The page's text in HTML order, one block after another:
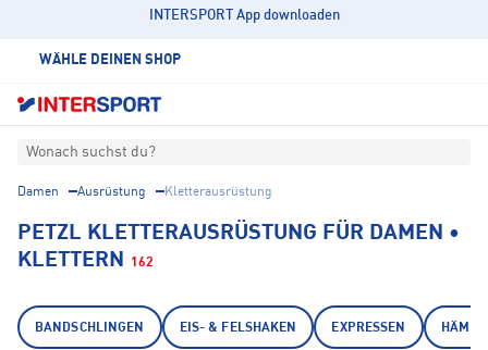
INTERSPORT App downloaden
WÄHLE DEINEN SHOP
Wonach suchst du?
Damen Ausrüstung Kletterausrüstung
PETZL KLETTERAUSRÜSTUNG FÜR DAMEN •
KLETTERN
162
BANDSCHLINGEN EIS- & FELSHAKEN EXPRESSEN